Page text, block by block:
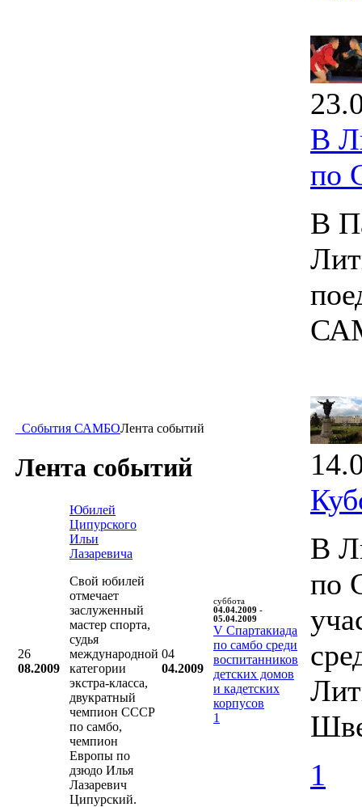
События САМБОЛента событий
Лента событий
26
08.2009
Юбилей
Ципурского
Ильи
Лазаревича
Свой юбилей
отмечает
заслуженный
мастер спорта,
судья
международной
категории
экстра-класса,
двукратный
чемпион СССР
по самбо,
чемпион
Европы по
дзюдо Илья
Лазаревич
Ципурский.
04
04.2009
суббота
04.04.2009 -
05.04.2009
V Cпартакиада
по самбо среди
воспитанников
детских домов
и кадетских
корпусов
1
В
по
В
В
по
1